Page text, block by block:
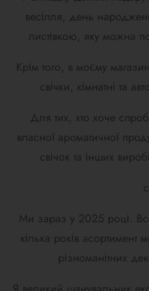
весілля, день
листівкою, яку можна
Крім того, в моєму
свічки, кімнатні та
Для тих, хто хоче
власної ароматичної
свічок та інших
Ми зараз у 2025 році.
кілька років
різноманітних